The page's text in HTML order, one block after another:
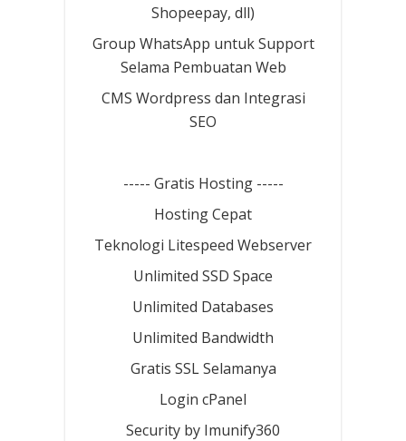
Shopeepay, dll)
Group WhatsApp untuk Support
Selama Pembuatan Web
CMS Wordpress dan Integrasi
SEO
----- Gratis Hosting -----
Hosting Cepat
Teknologi Litespeed Webserver
Unlimited SSD Space
Unlimited Databases
Unlimited Bandwidth
Gratis SSL Selamanya
Login cPanel
Security by Imunify360